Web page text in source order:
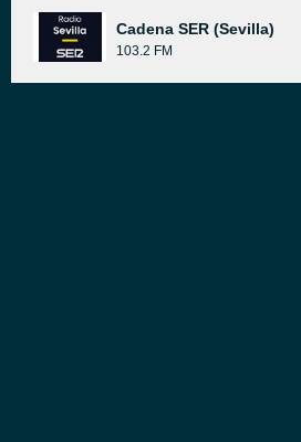
Cadena SER (Sevilla)
103.2 FM